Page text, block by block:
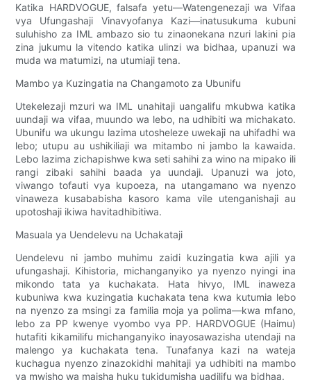
Katika HARDVOGUE, falsafa yetu—Watengenezaji wa Vifaa
vya Ufungashaji Vinavyofanya Kazi—inatusukuma kubuni
suluhisho za IML ambazo sio tu zinaonekana nzuri lakini pia
zina jukumu la vitendo katika ulinzi wa bidhaa, upanuzi wa
muda wa matumizi, na utumiaji tena.
Mambo ya Kuzingatia na Changamoto za Ubunifu
Utekelezaji mzuri wa IML unahitaji uangalifu mkubwa katika
uundaji wa vifaa, muundo wa lebo, na udhibiti wa michakato.
Ubunifu wa ukungu lazima utosheleze uwekaji na uhifadhi wa
lebo; utupu au ushikiliaji wa mitambo ni jambo la kawaida.
Lebo lazima zichapishwe kwa seti sahihi za wino na mipako ili
rangi zibaki sahihi baada ya uundaji. Upanuzi wa joto,
viwango tofauti vya kupoeza, na utangamano wa nyenzo
vinaweza kusababisha kasoro kama vile utenganishaji au
upotoshaji ikiwa havitadhibitiwa.
Masuala ya Uendelevu na Uchakataji
Uendelevu ni jambo muhimu zaidi kuzingatia kwa ajili ya
ufungashaji. Kihistoria, michanganyiko ya nyenzo nyingi ina
mikondo tata ya kuchakata. Hata hivyo, IML inaweza
kubuniwa kwa kuzingatia kuchakata tena kwa kutumia lebo
na nyenzo za msingi za familia moja ya polima—kwa mfano,
lebo za PP kwenye vyombo vya PP. HARDVOGUE (Haimu)
hutafiti kikamilifu michanganyiko inayosawazisha utendaji na
malengo ya kuchakata tena. Tunafanya kazi na wateja
kuchagua nyenzo zinazokidhi mahitaji ya udhibiti na mambo
ya mwisho wa maisha huku tukidumisha uadilifu wa bidhaa.